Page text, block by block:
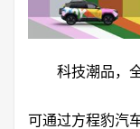
科技潮品，
可通过方程豹汽